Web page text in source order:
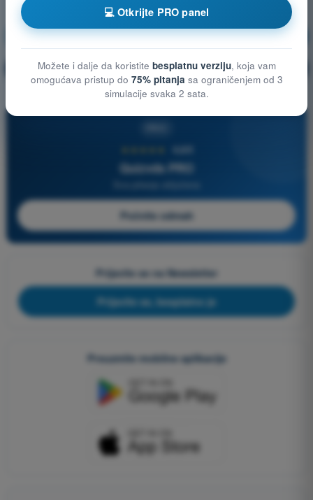
Navigacija Vežbanje!
🔒 PRO Objašnjenje pitanja
4,6/5
Quizvds PRO
Počnite odmah
Prijavite se na Newsletter
Prijavite se, besplatno je
Preuzmite mobilne aplikacije
💻 Otkrijte PRO panel
Možete i dalje da koristite besplatnu verziju, koja vam
omogućava pristup do 75% pitanja sa ograničenjem od 3
simulacije svaka 2 sata.